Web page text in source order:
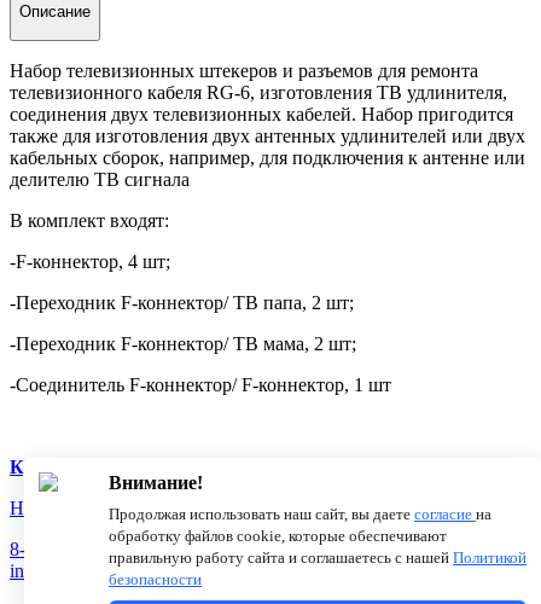
Описание
Набор телевизионных штекеров и разъемов для ремонта
телевизионного кабеля RG-6, изготовления ТВ удлинителя,
соединения двух телевизионных кабелей. Набор пригодится
также для изготовления двух антенных удлинителей или двух
кабельных сборок, например, для подключения к антенне или
делителю ТВ сигнала
В комплект входят:
-F-коннектор, 4 шт;
-Переходник F-коннектор/ ТВ папа, 2 шт;
-Переходник F-коннектор/ ТВ мама, 2 шт;
-Соединитель F-коннектор/ F-коннектор, 1 шт
Купить на Авито
Новости
О компанииСтатьи
8-800-775-18-46
info@antenna.ru
Внимание!
Продолжая использовать наш сайт, вы даете согласие на
обработку файлов cookie, которые обеспечивают
правильную работу сайта и соглашаетесь с нашей Политикой
безопасности